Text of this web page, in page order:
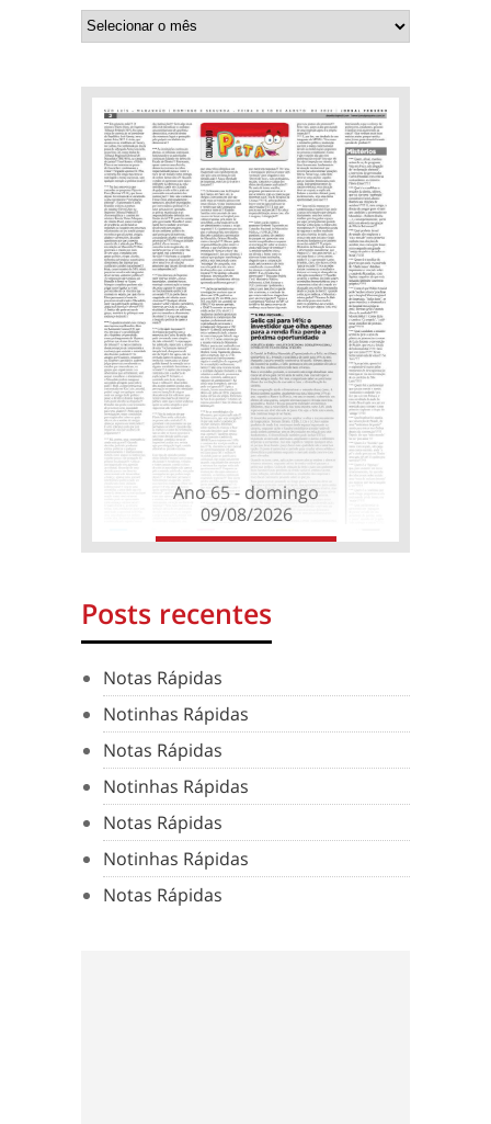
Ano 65 - domingo
09/08/2026
Posts recentes
Notas Rápidas
Notinhas Rápidas
Notas Rápidas
Notinhas Rápidas
Notas Rápidas
Notinhas Rápidas
Notas Rápidas